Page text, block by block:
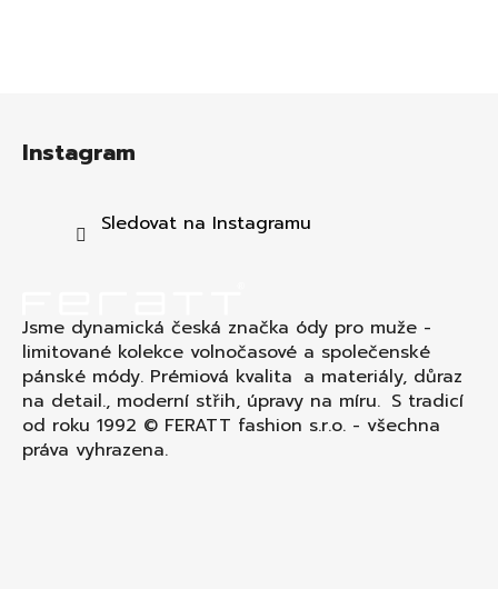
Instagram
Sledovat na Instagramu
Jsme dynamická česká značka ódy pro muže -
limitované kolekce volnočasové a společenské
pánské módy. Prémiová kvalita a materiály, důraz
na detail., moderní střih, úpravy na míru. S tradicí
od roku 1992 © FERATT fashion s.r.o. - všechna
práva vyhrazena.